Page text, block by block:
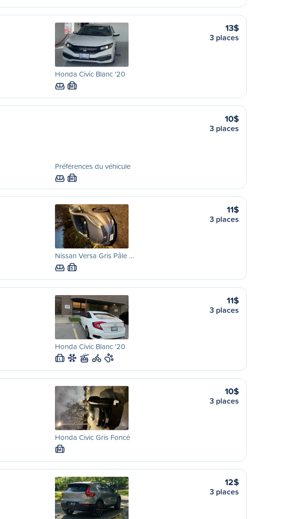
Honda Civic Blanc '20
M
13$
3 places
Préférences du véhicule
M
10$
3 places
Nissan Versa Gris Pâle …
S
11$
3 places
Honda Civic Blanc '20
L
11$
3 places
Honda Civic Gris Foncé
M
10$
3 places
12$
3 places